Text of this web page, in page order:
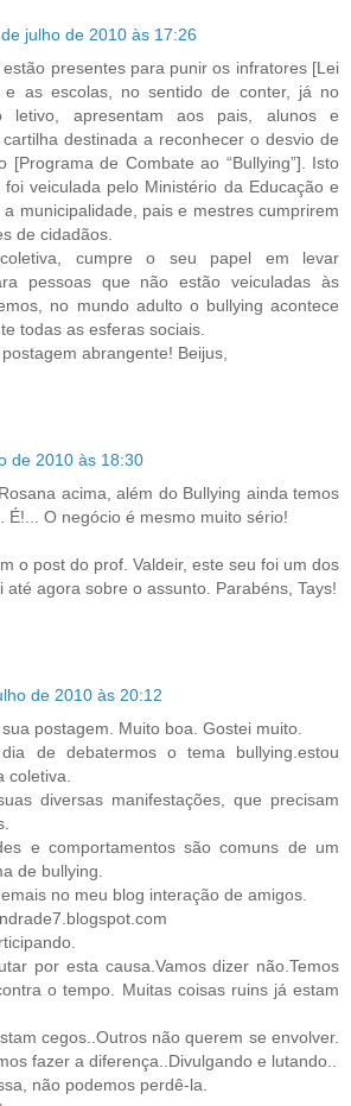
julho de 2010 às 17:26
estão presentes para punir os infratores [Lei
e as escolas, no sentido de conter, já no
letivo, apresentam aos pais, alunos e
destinada a reconhecer o desvio de
[Programa de Combate ao “Bullying”]. Isto
veiculada pelo Ministério da Educação e
municipalidade, pais e mestres cumprirem
de cidadãos.
cumpre o seu papel em levar
pessoas que não estão veiculadas às
no mundo adulto o bullying acontece
todas as esferas sociais.
abrangente! Beijus,
de 2010 às 18:30
acima, além do Bullying ainda temos
É!... O negócio é mesmo muito sério!
o post do prof. Valdeir, este seu foi um dos
até agora sobre o assunto. Parabéns, Tays!
de 2010 às 20:12
postagem. Muito boa. Gostei muito.
de debatermos o tema bullying.estou
coletiva.
diversas manifestações, que precisam
e comportamentos são comuns de um
de bullying.
no meu blog interação de amigos.
por esta causa.Vamos dizer não.Temos
o tempo. Muitas coisas ruins já estam
cegos..Outros não querem se envolver.
fazer a diferença..Divulgando e lutando..
não podemos perdê-la.